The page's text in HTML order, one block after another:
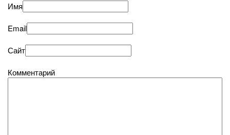
Имя
Email
Сайт
Комментарий